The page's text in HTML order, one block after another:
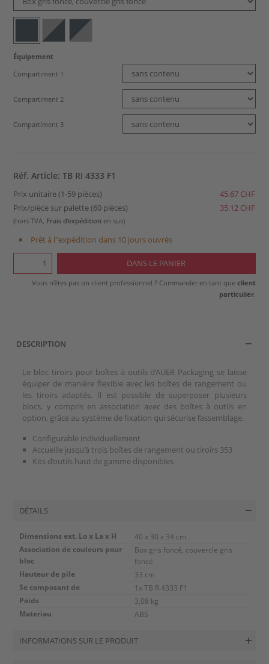
Équipement
Compartiment 1
Compartiment 2
Compartiment 3
Réf. Article: TB RI 4333 F1
Prix unitaire (1-59 pièces)
45.67 CHF
Prix/pièce sur palette (60 pièces)
35.12 CHF
(hors TVA, Frais d’expédition en sus)
Prêt à l''expédition dans 10 jours ouvrés
Vous n’êtes pas un client professionnel ? Commander en tant que client
particulier.
DESCRIPTION
Le bloc tiroirs pour boîtes à outils d’AUER Packaging se laisse
équiper de manière flexible avec les boîtes de rangement ou
les tiroirs adaptés. Il est possible de superposer plusieurs
blocs, y compris en association avec des boîtes à outils en
option, grâce au système de fixation qui sécurise l’assemblage.
Configurable individuellement
Accueille jusqu’à trois boîtes de rangement ou tiroirs 353
Kits d’outils haut de gamme disponibles
DÉTAILS
Dimensions ext. Lo x La x H 40 x 30 x 34 cm
Association de couleurs pour
bloc
Box gris foncé, couvercle gris
foncé
Hauteur de pile 33 cm
Se composant de 1x TB R 4333 F1
Poids 3,08 kg
Materiau ABS
INFORMATIONS SUR LE PRODUIT